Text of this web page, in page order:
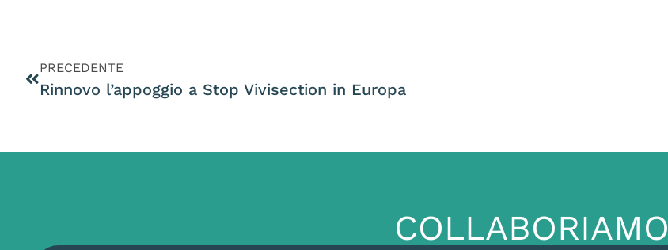
PRECEDENTE
Rinnovo l’appoggio a Stop Vivisection in Europa
COLLABORIAMO